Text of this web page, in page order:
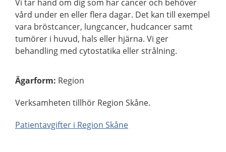
Vi tar hand om dig som har cancer och behöver
vård under en eller flera dagar. Det kan till exempel
vara bröstcancer, lungcancer, hudcancer samt
tumörer i huvud, hals eller hjärna. Vi ger
behandling med cytostatika eller strålning.
Ägarform: Region
Verksamheten tillhör Region Skåne.
Patientavgifter i Region Skåne